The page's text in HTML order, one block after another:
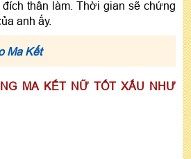
thân làm. Thời gian sẽ chứng
anh ấy.
Ma Kết
MA KẾT NỮ TỐT XẤU NHƯ